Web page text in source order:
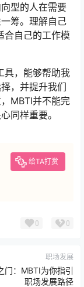
型的人在需要
筹。理解自己
合自己的工作模
具，能够帮助我
，并提升我们
MBTI并不能完
同样重要。
给TA打赏
0 0
职场发展
门：MBTI为你指引
职场发展路径